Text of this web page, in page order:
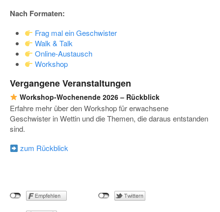
Nach Formaten:
Frag mal ein Geschwister
Walk & Talk
Online-Austausch
Workshop
Vergangene Veranstaltungen
Workshop-Wochenende 2026 – Rückblick
Erfahre mehr über den Workshop für erwachsene
Geschwister in Wettin und die Themen, die daraus entstanden
sind.
zum Rückblick